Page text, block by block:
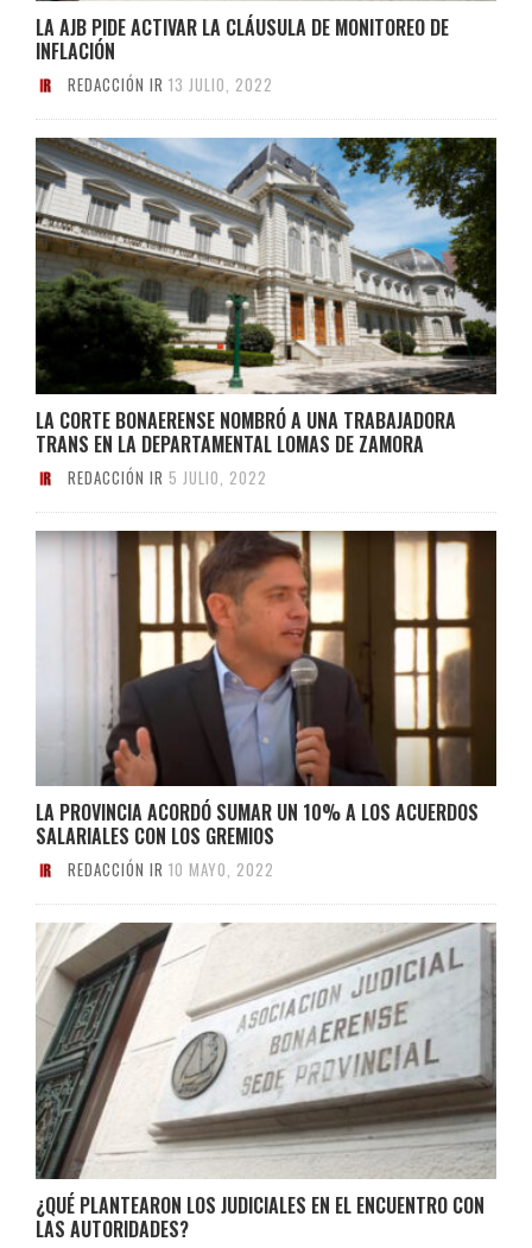
LA AJB PIDE ACTIVAR LA CLÁUSULA DE MONITOREO DE
INFLACIÓN
REDACCIÓN IR 13 JULIO, 2022
LA CORTE BONAERENSE NOMBRÓ A UNA TRABAJADORA
TRANS EN LA DEPARTAMENTAL LOMAS DE ZAMORA
REDACCIÓN IR 5 JULIO, 2022
LA PROVINCIA ACORDÓ SUMAR UN 10% A LOS ACUERDOS
SALARIALES CON LOS GREMIOS
REDACCIÓN IR 10 MAYO, 2022
¿QUÉ PLANTEARON LOS JUDICIALES EN EL ENCUENTRO CON
LAS AUTORIDADES?